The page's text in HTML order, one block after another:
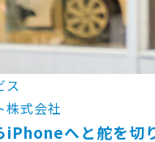
ス
株式会社
へと舵を切り